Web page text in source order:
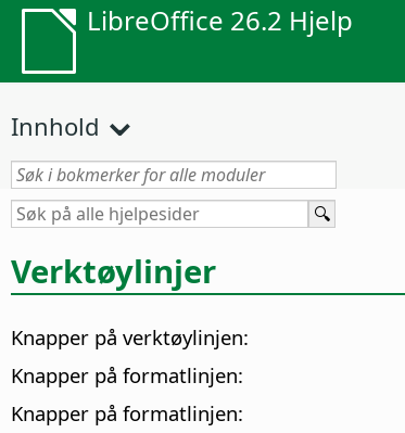
LibreOffice 26.2 Hjelp
Innhold
Verktøylinjer
Knapper på verktøylinjen:
Knapper på formatlinjen:
Knapper på formatlinjen: